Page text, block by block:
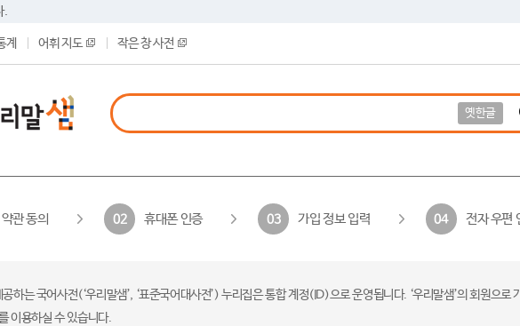
.
계 어휘 지도 작은 창 사전
옛한글
관 동의 02 휴대폰 인증 03 가입 정보 입력 04 전자 우편
하는 국어사전(‘우리말샘’, ‘표준국어대사전’) 누리집은 통합 계정(ID)으로 운영됩니다. ‘우리말샘’의 회원으
이용하실 수 있습니다.